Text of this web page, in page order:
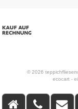
© 2026
ecocart -